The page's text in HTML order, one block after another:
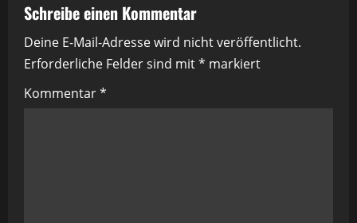
a
g
s
Schreibe einen Kommentar
Deine E-Mail-Adresse wird nicht veröffentlicht.
Erforderliche Felder sind mit* markiert
Kommentar*